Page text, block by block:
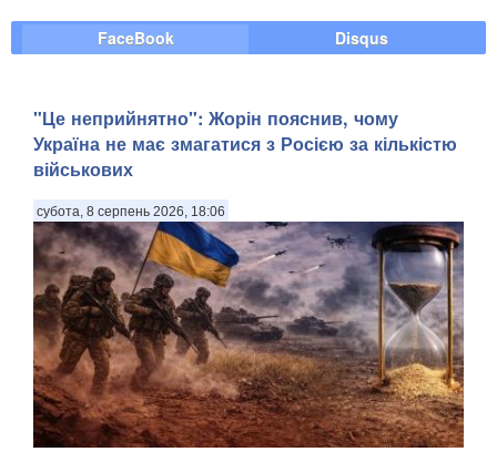
FaceBook Disqus
"Це неприйнятно": Жорін пояснив, чому
Україна не має змагатися з Росією за кількістю
військових
субота, 8 серпень 2026, 18:06